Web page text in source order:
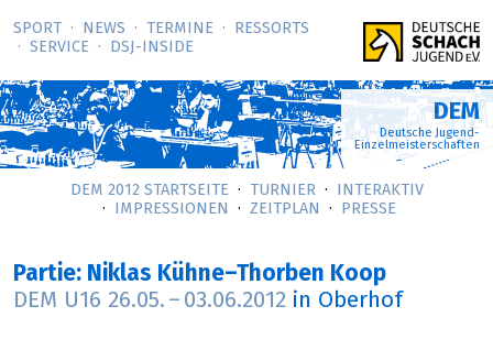
SPORT NEWS TERMINE
RESSORTS
SERVICE
DSJ-­INSIDE
DEM
Deutsche Jugend-
Einzelmeisterschaften
DEM 2012 STARTSEITE TURNIER
INTERAKTIV
IMPRESSIONEN
ZEITPLAN PRESSE
Partie: Niklas Kühne–Thorben Koop
DEM U16 26.05. – 03.06.2012 in Oberhof